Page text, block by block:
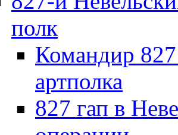
полк
Командир 827
артполка
827 гап в